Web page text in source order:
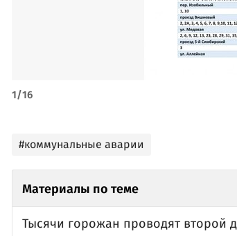
1/16
#коммунальные аварии
Материалы по теме
Тысячи горожан проводят второй